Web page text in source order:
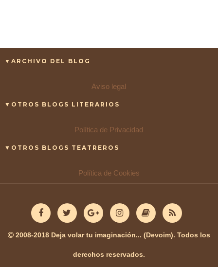
▼ARCHIVO DEL BLOG
Aviso legal
▼OTROS BLOGS LITERARIOS
Política de Privacidad
▼OTROS BLOGS TEATREROS
Política de Cookies
2008-2018 Deja volar tu imaginación... (Devoim). Todos los
derechos reservados.